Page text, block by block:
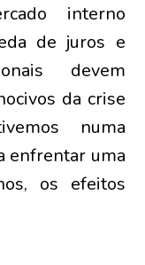
interno
de juros e
devem
da crise
numa
enfrentar uma
os efeitos